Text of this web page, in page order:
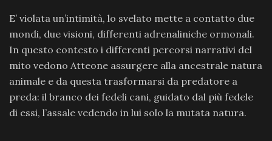
E’ violata un’intimità, lo svelato mette a contatto due
mondi, due visioni, differenti adrenaliniche ormonali.
In questo contesto i differenti percorsi narrativi del
mito vedono Atteone assurgere alla ancestrale natura
animale e da questa trasformarsi da predatore a
preda: il branco dei fedeli cani, guidato dal più fedele
di essi, l’assale vedendo in lui solo la mutata natura.